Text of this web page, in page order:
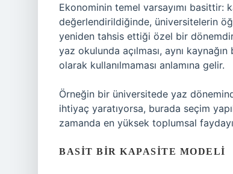
Ekonominin temel varsayımı basittir:
değerlendirildiğinde, üniversitelerin
yeniden tahsis ettiği özel bir
yaz okulunda açılması, aynı
olarak kullanılmaması anlamına gelir.
Örneğin bir üniversitede yaz
ihtiyaç yaratıyorsa, burada seçim
zamanda en yüksek toplumsal
BASIT BIR KAPASITE MODELI